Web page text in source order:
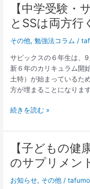
出
た
の
に
そ
の
挫
し
子
ん
【中学受験・
とSSは両方行
その他,勉強法コラム /
サピックスの６年生は、
新６年のカリキュラム開
土特）が始まっているた
方が埋まることになりま
【中
学
受
験・
ピ
ッ
ク
ス
タ】
SS
は
両
続きを読む »
【子どもの健
のサプリメン
お知らせ, その他 /tafumo
【子
も
の